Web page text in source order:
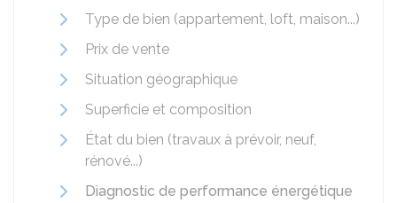
Type de bien (appartement, loft, maison...)
Prix de vente
Situation géographique
Superficie et composition
État du bien (travaux à prévoir, neuf,
rénové...)
Diagnostic de performance énergétique